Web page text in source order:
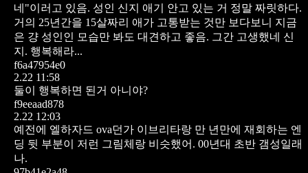
네"이러고 있음. 성인 신지 애기 안고 있는 거 정말 짜릿하다.
거의 25년간을 15살짜리 애가 고통받는 것만 보다보니 지금
은 걍 성인인 모습만 봐도 대견하고 좋음. 그간 고생했네 신
지. 행복해라...
f6a47954e0
2.22 11:58
둘이 행복하면 된거 아니야?
f9eeaad878
2.22 12:03
예전에 엘하자드 ova던가 이브리타랑 만 년만에 재회하는 엔
딩 뒷 부분이 저런 그림체랑 비슷했어. 00년대 초반 갬성일래
나.